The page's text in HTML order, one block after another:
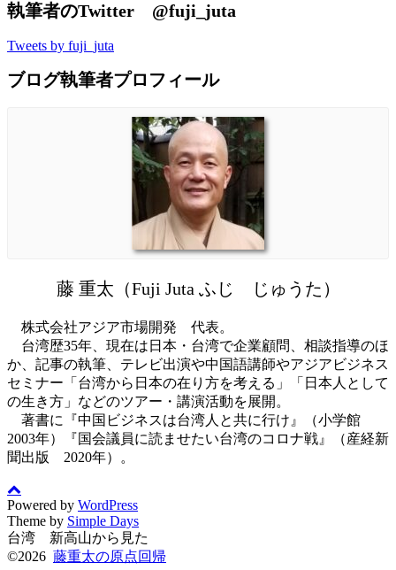
執筆者のTwitter @fuji_juta
Tweets by fuji_juta
ブログ執筆者プロフィール
藤 重太（Fuji Juta ふじ じゅうた）
株式会社アジア市場開発 代表。
台湾歴35年、現在は日本・台湾で企業顧問、相談指導のほ
か、記事の執筆、テレビ出演や中国語講師やアジアビジネス
セミナー「台湾から日本の在り方を考える」「日本人として
の生き方」などのツアー・講演活動を展開。
著書に『中国ビジネスは台湾人と共に行け』（小学館
2003年）『国会議員に読ませたい台湾のコロナ戦』（産経新
聞出版 2020年）。
Powered by WordPress
Theme by Simple Days
台湾 新高山から見た
©2026 藤重太の原点回帰